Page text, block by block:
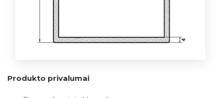
Produkto privalumai